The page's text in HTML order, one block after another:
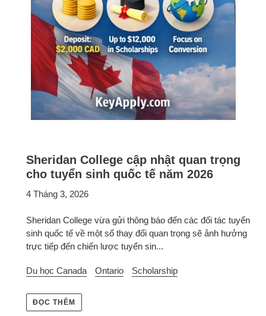
Sheridan College cập nhật quan trọng
cho tuyển sinh quốc tế năm 2026
4 Tháng 3, 2026
Sheridan College vừa gửi thông báo đến các đối tác tuyển
sinh quốc tế về một số thay đổi quan trọng sẽ ảnh hưởng
trực tiếp đến chiến lược tuyển sin...
Du học Canada Ontario Scholarship
ĐỌC THÊM